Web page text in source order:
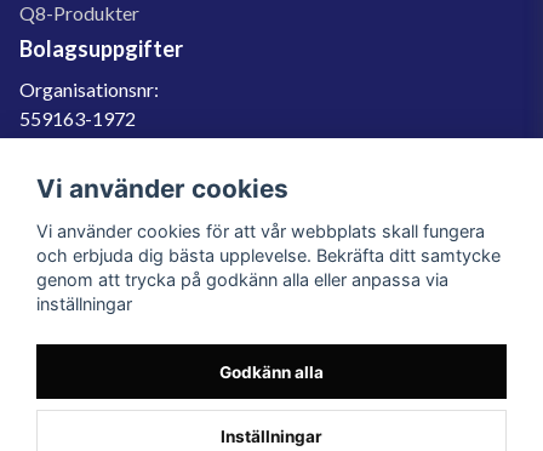
Q8-Produkter
Bolagsuppgifter
Organisationsnr:
559163-1972
SE559163197201
060-566 800
info@filter.se
559163-1972
© 2023 Filter.se, All rights reserved.
Vi använder cookies
Vi använder cookies för att vår webbplats skall fungera
och erbjuda dig bästa upplevelse. Bekräfta ditt samtycke
genom att trycka på godkänn alla eller anpassa via
inställningar
Godkänn alla
Inställningar